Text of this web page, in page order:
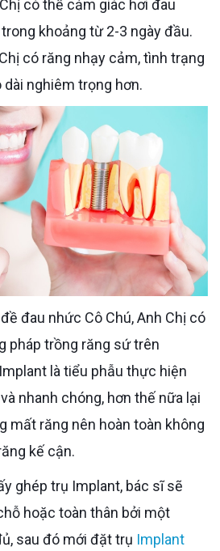
có thể cảm giác hơi đau
khoảng từ 2-3 ngày đầu.
có răng nhạy cảm, tình trạng
nghiêm trọng hơn.
pháp trồng răng sứ trên
là tiểu phẫu thực hiện
nhanh chóng, hơn thế nữa lại
mất răng nên hoàn toàn không
kế cận.
hoặc toàn thân bởi một
sau đó mới đặt trụ Implant